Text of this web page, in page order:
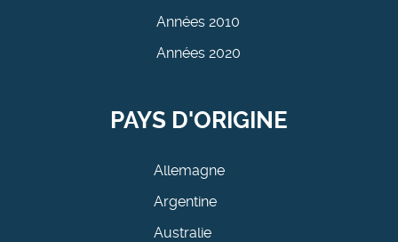
Années 2010
Années 2020
PAYS D'ORIGINE
Allemagne
Argentine
Australie